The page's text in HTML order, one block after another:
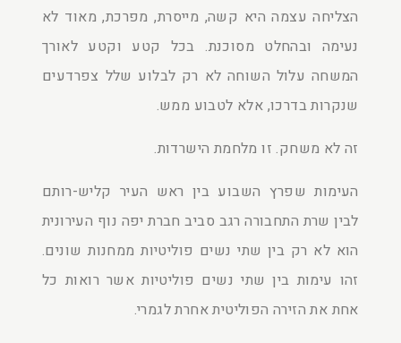
הצליחה עצמה היא קשה, מייסרת, מפרכת, מאוד לא
נעימה ובהחלט מסוכנת. בכל קטע וקטע לאורך
המשחה עלול השוחה לא רק לבלוע שלל צפרדעים
שנקרות בדרכו, אלא לטבוע ממש.
זה לא משחק. זו מלחמת הישרדות.
העימות שפרץ השבוע בין ראש העיר קליש-רותם
לבין שרת התחבורה רגב סביב חברת יפה נוף העירונית
הוא לא רק בין שתי נשים פוליטיות ממחנות שונים.
זהו עימות בין שתי נשים פוליטיות אשר רואות כל
אחת את הזירה הפוליטית אחרת לגמרי.